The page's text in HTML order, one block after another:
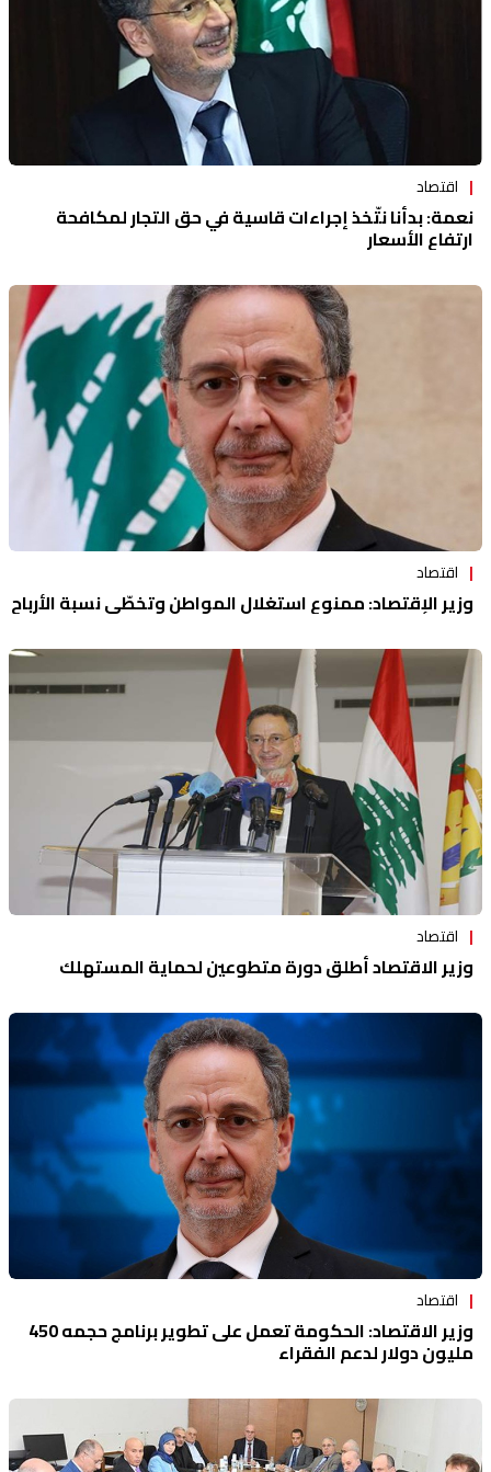
اقتصاد
نعمة: بدأنا نتّخذ إجراءات قاسية في حق التجار لمكافحة
ارتفاع الأسعار
اقتصاد
وزير الإقتصاد: ممنوع استغلال المواطن وتخطّي نسبة الأرباح
اقتصاد
وزير الاقتصاد أطلق دورة متطوعين لحماية المستهلك
اقتصاد
وزير الاقتصاد: الحكومة تعمل على تطوير برنامج حجمه 450
مليون دولار لدعم الفقراء